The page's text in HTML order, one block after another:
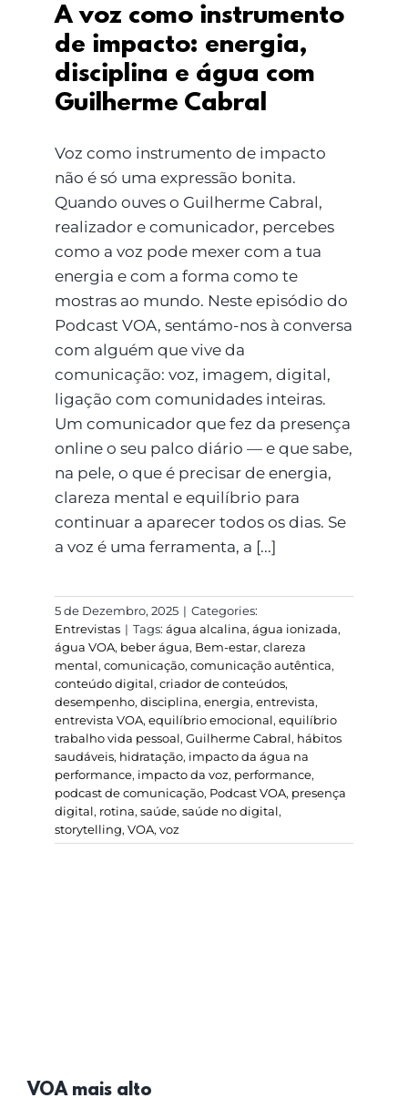
A voz como instrumento
de impacto: energia,
disciplina e água com
Guilherme Cabral
Voz como instrumento de impacto
não é só uma expressão bonita.
Quando ouves o Guilherme Cabral,
realizador e comunicador, percebes
como a voz pode mexer com a tua
energia e com a forma como te
mostras ao mundo. Neste episódio do
Podcast VOA, sentámo-nos à conversa
com alguém que vive da
comunicação: voz, imagem, digital,
ligação com comunidades inteiras.
Um comunicador que fez da presença
online o seu palco diário — e que sabe,
na pele, o que é precisar de energia,
clareza mental e equilíbrio para
continuar a aparecer todos os dias. Se
a voz é uma ferramenta, a [...]
5 de Dezembro, 2025 | Categories:
Entrevistas | Tags: água alcalina, água ionizada,
água VOA, beber água, Bem-estar, clareza
mental, comunicação, comunicação autêntica,
conteúdo digital, criador de conteúdos,
desempenho, disciplina, energia, entrevista,
entrevista VOA, equilíbrio emocional, equilíbrio
trabalho vida pessoal, Guilherme Cabral, hábitos
saudáveis, hidratação, impacto da água na
performance, impacto da voz, performance,
podcast de comunicação, Podcast VOA, presença
digital, rotina, saúde, saúde no digital,
storytelling, VOA, voz
VOA mais alto